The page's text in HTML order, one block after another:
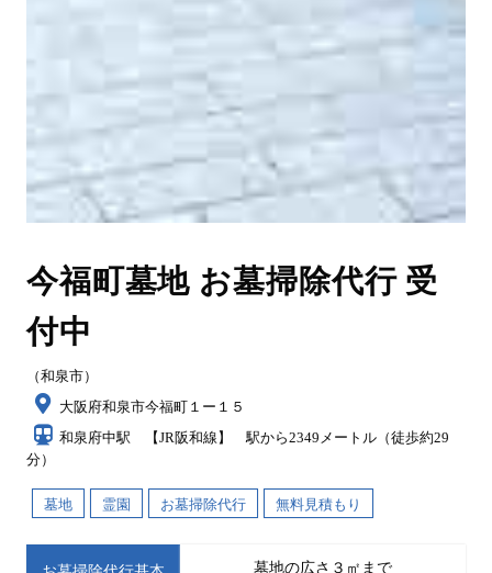
今福町墓地 お墓掃除代行 受
付中
（和泉市）
大阪府和泉市今福町１ー１５
和泉府中駅 【JR阪和線】 駅から2349メートル（徒歩約29
分）
墓地 霊園 お墓掃除代行 無料見積もり
墓地の広さ３㎡まで